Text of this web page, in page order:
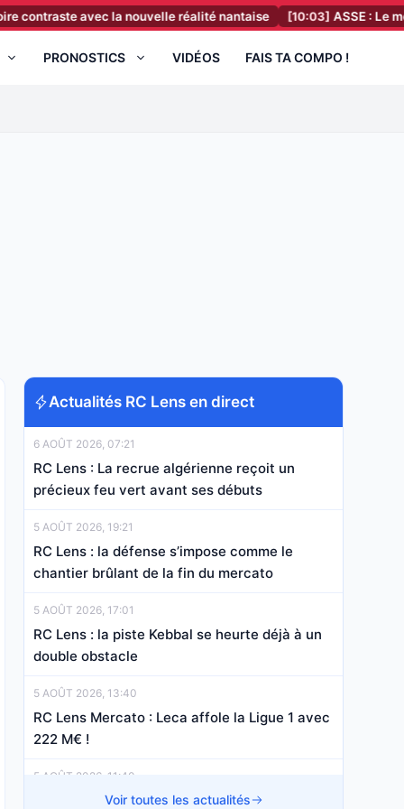
avec la nouvelle réalité nantaise [10:03] ASSE : Le mercato
PRONOSTICS VIDÉOS FAIS TA COMPO !
Actualités RC Lens en direct
6 AOÛT 2026, 07:21
RC Lens : La recrue algérienne reçoit un
précieux feu vert avant ses débuts
5 AOÛT 2026, 19:21
RC Lens : la défense s’impose comme le
chantier brûlant de la fin du mercato
5 AOÛT 2026, 17:01
RC Lens : la piste Kebbal se heurte déjà à un
double obstacle
5 AOÛT 2026, 13:40
RC Lens Mercato : Leca affole la Ligue 1 avec
222 M€ !
5 AOÛT 2026, 11:40
RC Lens Mercato : à peine arrivé, Titraoui
Voir toutes les actualités